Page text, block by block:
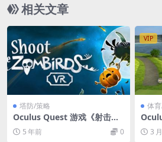
相关文章
塔防/策略
Oculus Quest 游戏《射击僵
尸鸟 VR》Shoot The Zombir
ds VR
5 年前 0
VIP
体
+》3